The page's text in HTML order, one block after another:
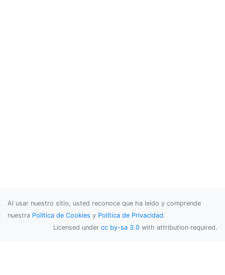
Al usar nuestro sitio, usted reconoce que ha leído y comprende
nuestra Política de Cookies y Política de Privacidad.
Licensed under cc by-sa 3.0 with attribution required.